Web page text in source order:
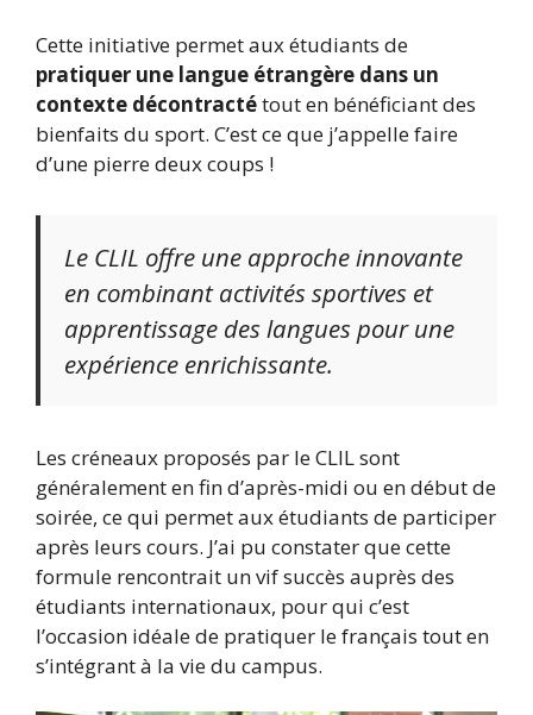
Cette initiative permet aux étudiants de
pratiquer une langue étrangère dans un
contexte décontractétout en bénéficiant des
bienfaits du sport. C’est ce que j’appelle faire
d’une pierre deux coups !
Le CLIL offre une approche innovante
en combinant activités sportives et
apprentissage des langues pour une
expérience enrichissante.
Les créneaux proposés par le CLIL sont
généralement en fin d’après-midi ou en début de
soirée, ce qui permet aux étudiants de participer
après leurs cours. J’ai pu constater que cette
formule rencontrait un vif succès auprès des
étudiants internationaux, pour qui c’est
l’occasion idéale de pratiquer le français tout en
s’intégrant à la vie du campus.